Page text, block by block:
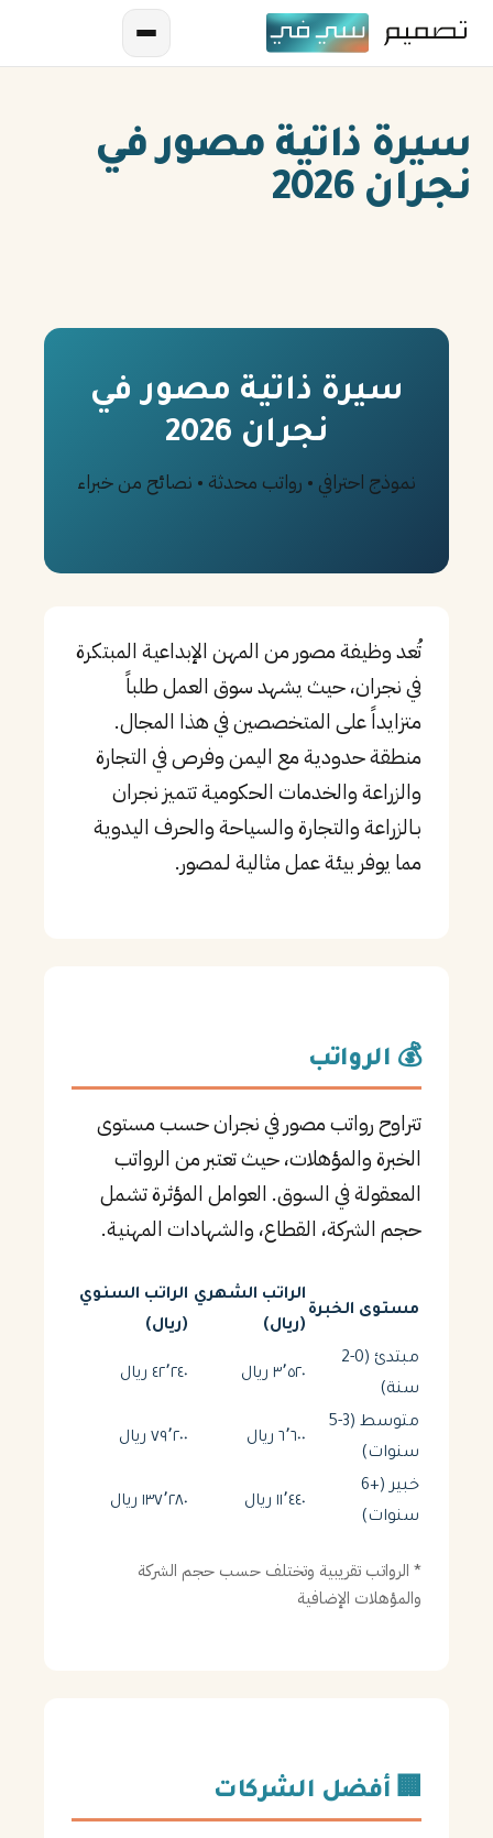
ES
FR
IN
سيرة ذاتية مصور في
نجران 2026
سيرة ذاتية مصور في
نجران 2026
نموذج احترافي • رواتب محدثة • نصائح من خبراء
تُعد وظيفة مصور من المهن الإبداعية المبتكرة
في نجران، حيث يشهد سوق العمل طلباً
متزايداً على المتخصصين في هذا المجال.
منطقة حدودية مع اليمن وفرص في التجارة
والزراعة والخدمات الحكومية تتميز نجران
بـالزراعة والتجارة والسياحة والحرف اليدوية
مما يوفر بيئة عمل مثالية لـمصور.
💰 الرواتب
تتراوح رواتب مصور في نجران حسب مستوى
الخبرة والمؤهلات، حيث تعتبر من الرواتب
المعقولة في السوق. العوامل المؤثرة تشمل
حجم الشركة، القطاع، والشهادات المهنية.
مستوى الخبرة
الراتب الشهري
(ريال)
الراتب السنوي
(ريال)
مبتدئ (0-2
سنة)
٣٬٥٢٠ ريال ٤٢٬٢٤٠ ريال
متوسط (3-5
سنوات)
٦٬٦٠٠ ريال ٧٩٬٢٠٠ ريال
خبير (+6
سنوات)
١١٬٤٤٠ ريال ١٣٧٬٢٨٠ ريال
* الرواتب تقريبية وتختلف حسب حجم الشركة
والمؤهلات الإضافية
🏢 أفضل الشركات